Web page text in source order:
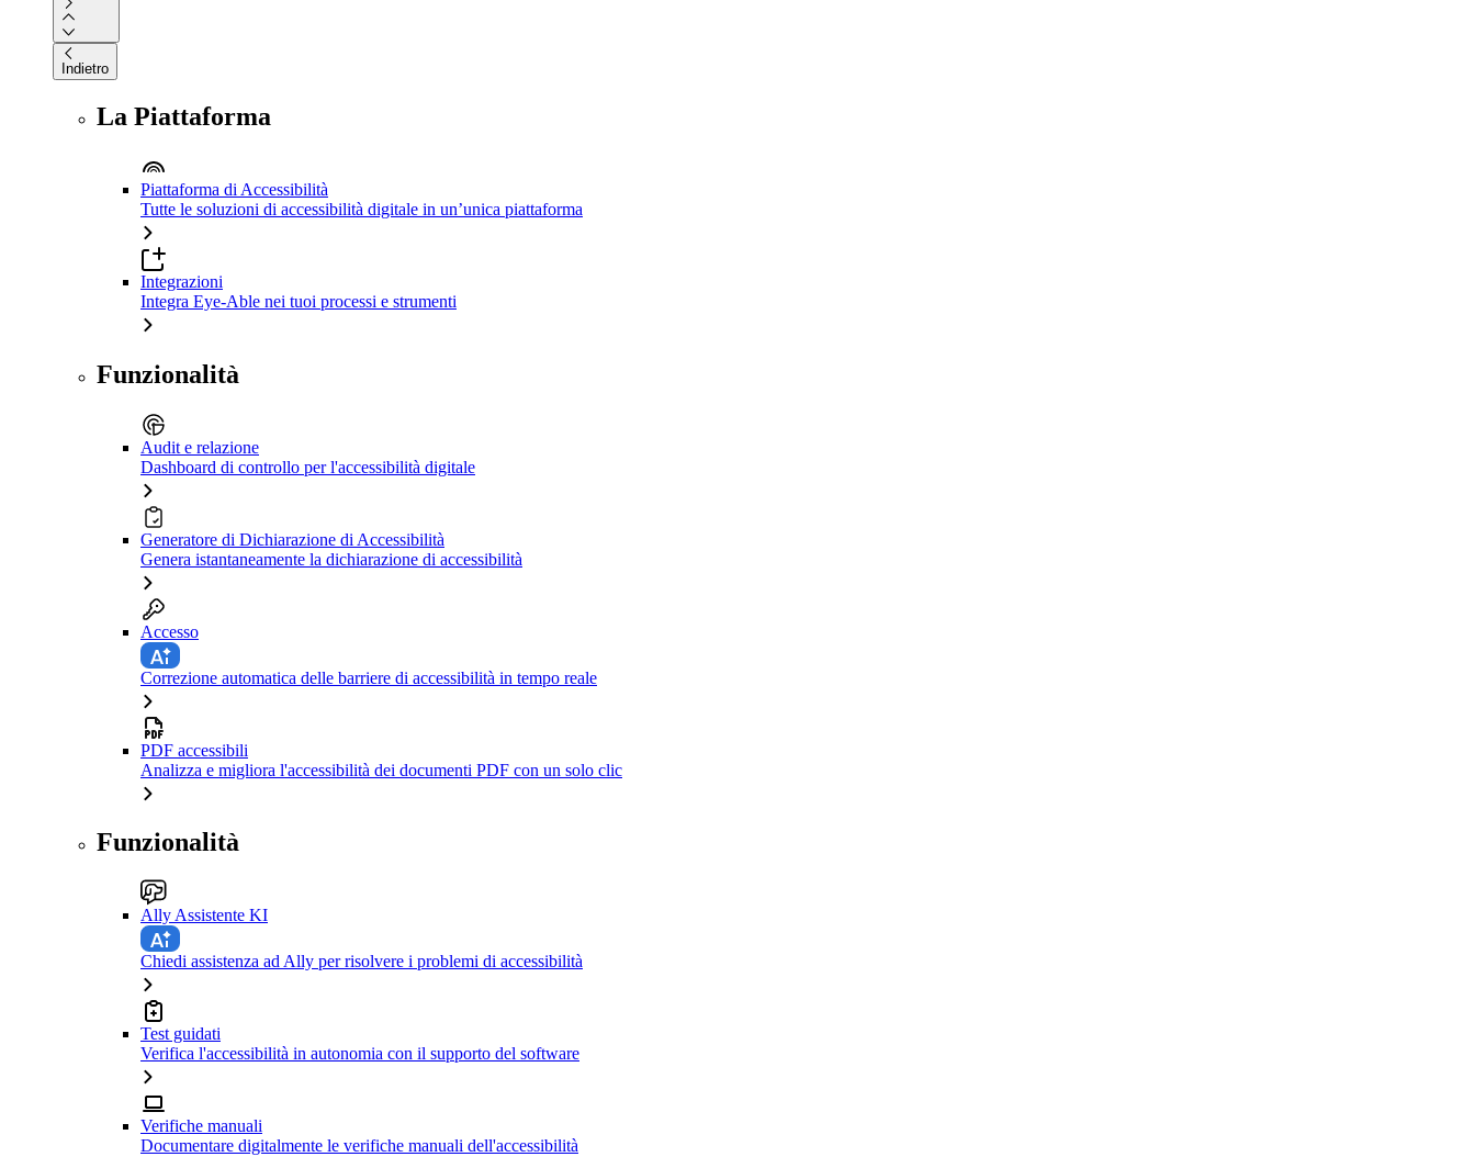
Indietro
La Piattaforma
Piattaforma di Accessibilità
Tutte le soluzioni di accessibilità digitale in un’unica piattaforma
Integrazioni
Integra Eye-Able nei tuoi processi e strumenti
Funzionalità
Audit e relazione
Dashboard di controllo per l'accessibilità digitale
Generatore di Dichiarazione di Accessibilità
Genera istantaneamente la dichiarazione di accessibilità
Accesso
Correzione automatica delle barriere di accessibilità in tempo reale
PDF accessibili
Analizza e migliora l'accessibilità dei documenti PDF con un solo clic
Funzionalità
Ally Assistente KI
Chiedi assistenza ad Ally per risolvere i problemi di accessibilità
Test guidati
Verifica l'accessibilità in autonomia con il supporto del software
Verifiche manuali
Documentare digitalmente le verifiche manuali dell'accessibilità